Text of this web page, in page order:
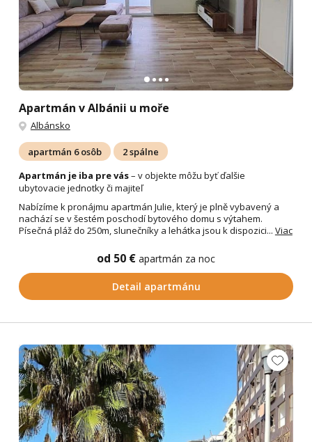
Apartmán v Albánii u moře
Albánsko
apartmán 6 osôb
2 spálne
Apartmán je iba pre vás– v objekte môžu byť ďalšie
ubytovacie jednotky či majiteľ
Nabízíme k pronájmu apartmán Julie, který je plně vybavený a
nachází se v šestém poschodí bytového domu s výtahem.
Písečná pláž do 250m, slunečníky a lehátka jsou k dispozici... Viac
od 50 € apartmán za noc
Detail apartmánu